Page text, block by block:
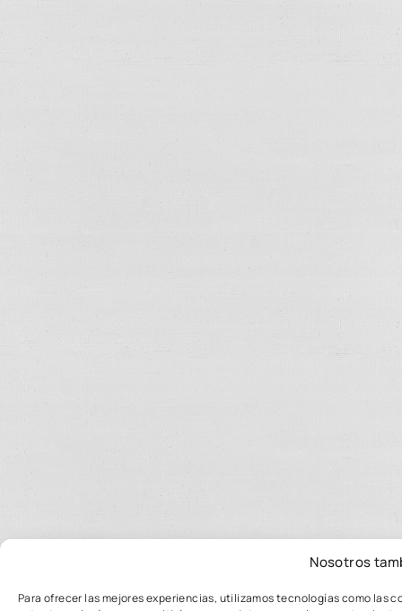
Nosotros
Para ofrecer las mejores experiencias, utilizamos tecnologías como las